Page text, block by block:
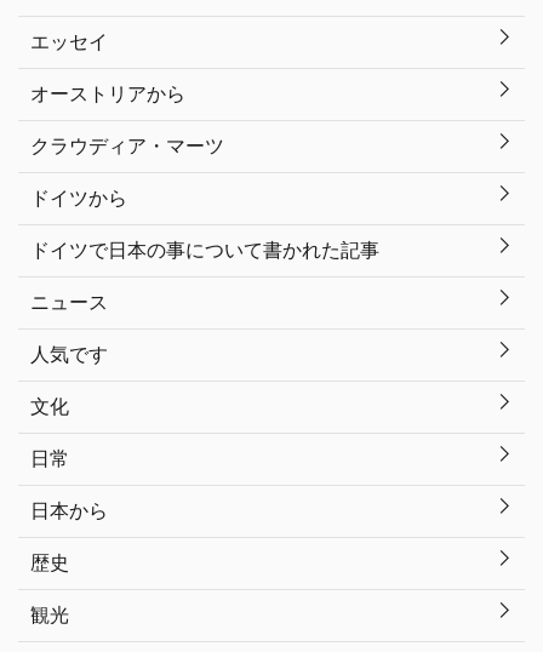
エッセイ
オーストリアから
クラウディア・マーツ
ドイツから
ドイツで日本の事について書かれた記事
ニュース
人気です
文化
日常
日本から
歴史
観光